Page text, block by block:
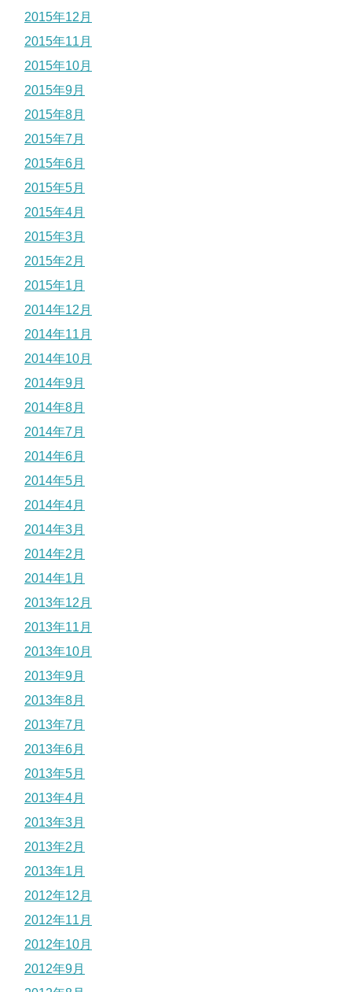
2015年12月
2015年11月
2015年10月
2015年9月
2015年8月
2015年7月
2015年6月
2015年5月
2015年4月
2015年3月
2015年2月
2015年1月
2014年12月
2014年11月
2014年10月
2014年9月
2014年8月
2014年7月
2014年6月
2014年5月
2014年4月
2014年3月
2014年2月
2014年1月
2013年12月
2013年11月
2013年10月
2013年9月
2013年8月
2013年7月
2013年6月
2013年5月
2013年4月
2013年3月
2013年2月
2013年1月
2012年12月
2012年11月
2012年10月
2012年9月